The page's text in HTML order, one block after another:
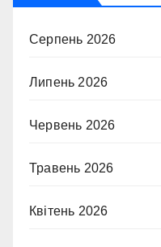
Серпень 2026
Липень 2026
Червень 2026
Травень 2026
Квітень 2026